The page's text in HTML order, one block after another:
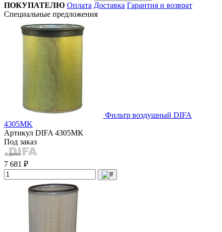
ПОКУПАТЕЛЮ Оплата Доставка Гарантия и возврат
Специальные предложения
Фильтр воздушный DIFA
4305МK
Артикул DIFA 4305МК
Под заказ
7 681 ₽